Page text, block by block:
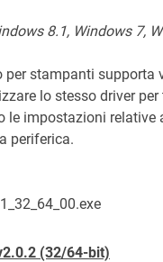
8.1, Windows 7,
per stampanti supporta
lo stesso driver
le impostazioni relative
periferica.
(32/64-bit)